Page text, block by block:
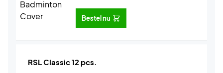
Bestel nu
RSL Classic 12 pcs.